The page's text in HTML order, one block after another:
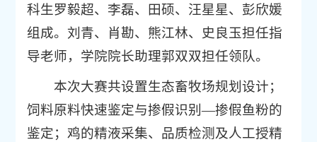
科生罗毅超、李磊、田硕、汪星星、彭欣媛
组成。刘青、肖勘、熊江林、史良玉担任指
导老师，学院院长助理郭双双担任领队。
本次大赛共设置生态畜牧场规划设计；
饲料原料快速鉴定与掺假识别—掺假鱼粉的
鉴定；鸡的精液采集、品质检测及人工授精